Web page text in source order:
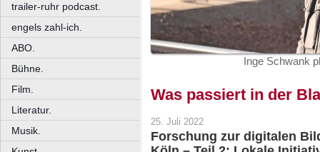
trailer-ruhr podcast.
engels zahl-ich.
ABO.
Bühne.
Film.
Literatur.
Musik.
Inge Schwank
Was passiert in der
25. Juli 2022
Forschung zur digitalen